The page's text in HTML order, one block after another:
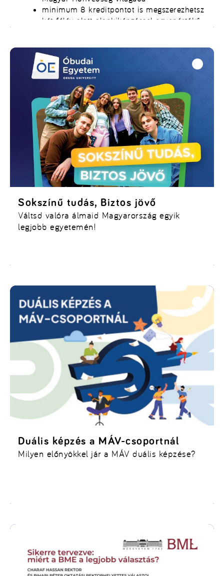
minimum 8 kreditpontot is megszerezhetsz
két félév alatt alapkiképzéssel egyenértékű
Tartalékos egyetemi ösztöndíj
Jelentkezz a Magyar Honvédséghez tartalékos
katonának és pályázz ösztöndíjra!
Váltsd valóra álmaid Magyarország egyik
legjobb egyetemén!
Sokszínű tudás, Biztos jövő
Milyen előnyökkel jár a MÁV duális képzése?
Duális képzés a MÁV-csoportnál